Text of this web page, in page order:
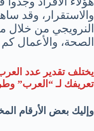
والاستقرار، وقد
النرويجي من خلال
الصحة، والأعمال
يختلف تقدير عدد
تعريفك لـ “العرب”
وإليك بعض الأرقام